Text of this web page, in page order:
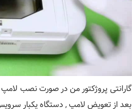
گارانتی پروژکتور من در صورت نصب
بعد از تعویض لامپ , دستگاه یکبار